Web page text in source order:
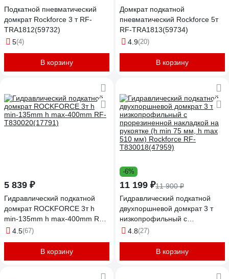
Подкатной пневматический
домкрат Rockforce 3 т RF-
TRA1812(59732)
5(4)
В корзину
Домкрат подкатной
пневматический Rockforce 5т
RF-TRA1813(59734)
4.9(20)
В корзину
5 839 ₽
Гидравлический подкатной
домкрат ROCKFORCE 3т h
min-135mm h max-400mm RF-
T830020(17791)
4.5(67)
В корзину
-6%
11 199 ₽11 900 ₽
Гидравлический подкатной
двухпоршневой домкрат 3 т
низкопрофильный с
прорезиненной накладкой на
510 мм) Rockforce RF-
T830018(47959)
4.8(27)
В корзину